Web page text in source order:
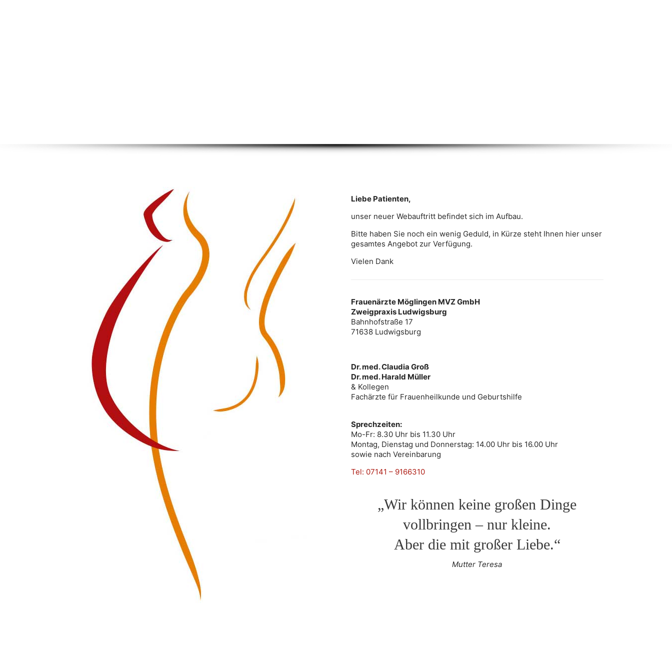
Liebe Patienten,
unser neuer Webauftritt befindet sich im Aufbau.
Bitte haben Sie noch ein wenig Geduld, in Kürze steht Ihnen hier unser
gesamtes Angebot zur Verfügung.
Vielen Dank
Frauenärzte Möglingen MVZ GmbH
Zweigpraxis Ludwigsburg
Bahnhofstraße 17
71638 Ludwigsburg
Dr. med. Claudia Groß
Dr. med. Harald Müller
& Kollegen
Fachärzte für Frauenheilkunde und Geburtshilfe
Sprechzeiten:
Mo-Fr: 8.30 Uhr bis 11.30 Uhr
Montag, Dienstag und Donnerstag: 14.00 Uhr bis 16.00 Uhr
sowie nach Vereinbarung
Tel: 07141 – 9166310
„Wir können keine großen Dinge
vollbringen – nur kleine.
Aber die mit großer Liebe.“
Mutter Teresa